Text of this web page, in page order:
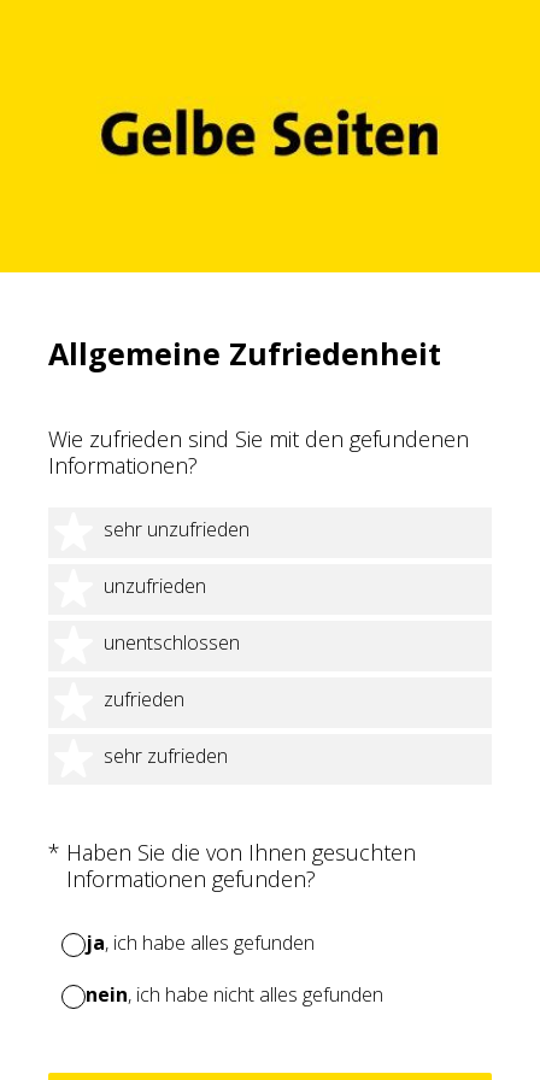
Allgemeine Zufriedenheit
Wie zufrieden sind Sie mit den gefundenen
Informationen?
sehr unzufrieden
1 Stern
unzufrieden
2 Sterne
unentschlossen
3 Sterne
zufrieden
4 Sterne
sehr zufrieden
5 Sterne
* Haben Sie die von Ihnen gesuchten
Informationen gefunden?
(Erforderlich.)
ja, ich habe alles gefunden
nein, ich habe nicht alles gefunden